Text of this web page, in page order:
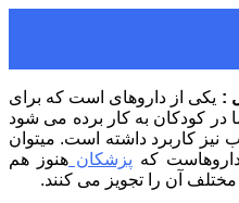
: یکی از داروهای است که برای
کودکان به کار برده می شود
نیز کاربرد داشته است. میتوان
که پزشکانهنوز هم
مختلف آن را تجویز می کنند.